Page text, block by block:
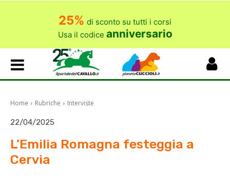
25% di sconto su tutti i corsi
Usa il codice anniversario
Home Rubriche Interviste
22/04/2025
L’Emilia Romagna festeggia a
Cervia